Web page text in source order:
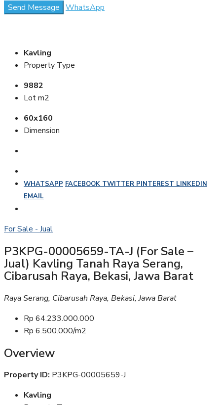
Send Message WhatsApp
Kavling
Property Type
9882
Lot m2
60x160
Dimension
WHATSAPP FACEBOOK TWITTER PINTEREST LINKEDIN
EMAIL
For Sale - Jual
P3KPG-00005659-TA-J (For Sale –
Jual) Kavling Tanah Raya Serang,
Cibarusah Raya, Bekasi, Jawa Barat
Raya Serang, Cibarusah Raya, Bekasi, Jawa Barat
Rp 64.233.000.000
Rp 6.500.000/m2
Overview
Property ID: P3KPG-00005659-J
Kavling